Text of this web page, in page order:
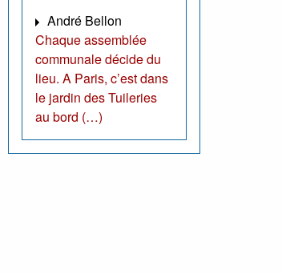
André Bellon
Chaque assemblée
communale décide du
lieu. A Paris, c’est dans
le jardin des Tuileries
au bord (…)